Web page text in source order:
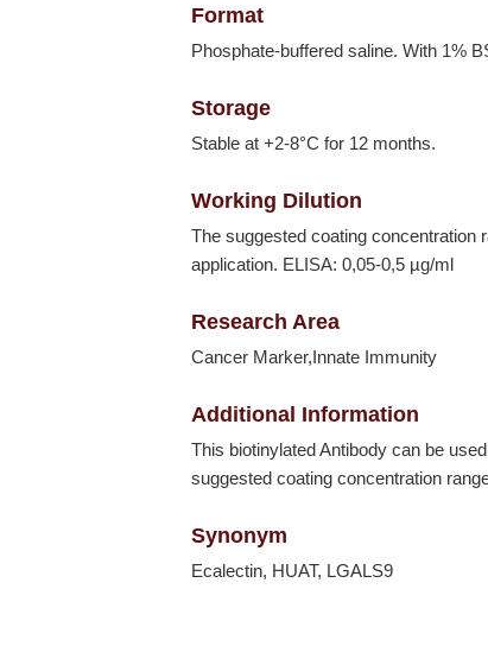
Format
Phosphate-buffered saline. With 1%
Storage
Stable at +2-8°C for 12 months.
Working Dilution
The suggested coating concentration
application. ELISA: 0,05-0,5 µg/ml
Research Area
Cancer Marker,Innate Immunity
Additional Information
This biotinylated Antibody can be
suggested coating concentration
Synonym
Ecalectin, HUAT, LGALS9